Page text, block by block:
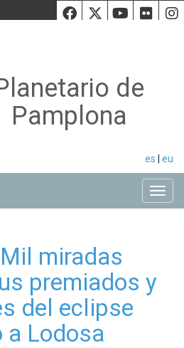
Facebook
Twiiter
de
Pamplona
es eu
miradas
premiados y
del eclipse
a Lodosa